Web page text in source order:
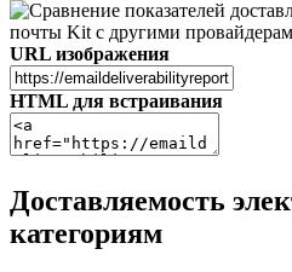
URL изображения
HTML для встраивания
Доставляемость
категориям